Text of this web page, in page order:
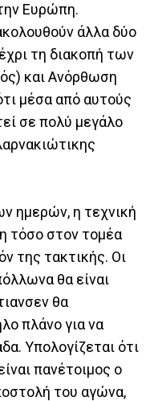
Ευρώπη.
άλλα δύο
τη διακοπή των
και Ανόρθωση
μέσα από αυτούς
σε πολύ μεγάλο
ημερών, η τεχνική
τόσο στον τομέα
της τακτικής. Οι
θα είναι
θα
πλάνο για να
Υπολογίζεται ότι
πανέτοιμος ο
του αγώνα,